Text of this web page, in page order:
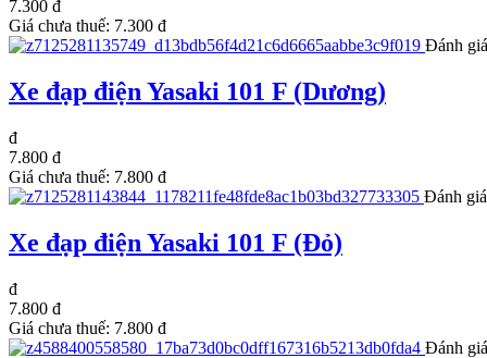
7.300 đ
Giá chưa thuế: 7.300 đ
Đánh
Xe đạp điện Yasaki 101 F (Dương)
đ
7.800 đ
Giá chưa thuế: 7.800 đ
Đánh
Xe đạp điện Yasaki 101 F (Đỏ)
đ
7.800 đ
Giá chưa thuế: 7.800 đ
Đánh